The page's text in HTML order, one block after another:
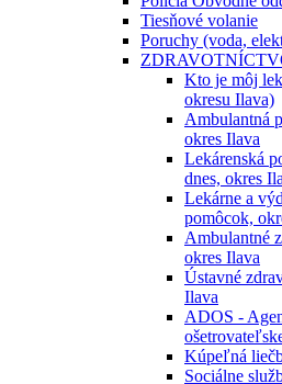
Tiesňové volanie
Poruchy (voda,
Kto je môj
okresu Ilava)
Ambulantná
okres Ilava
Lekárenská
dnes, okres
Lekárne a
pomôcok,
Ambulantné
okres Ilava
Ústavné
Ilava
ADOS -
Kúpeľná
Sociálne